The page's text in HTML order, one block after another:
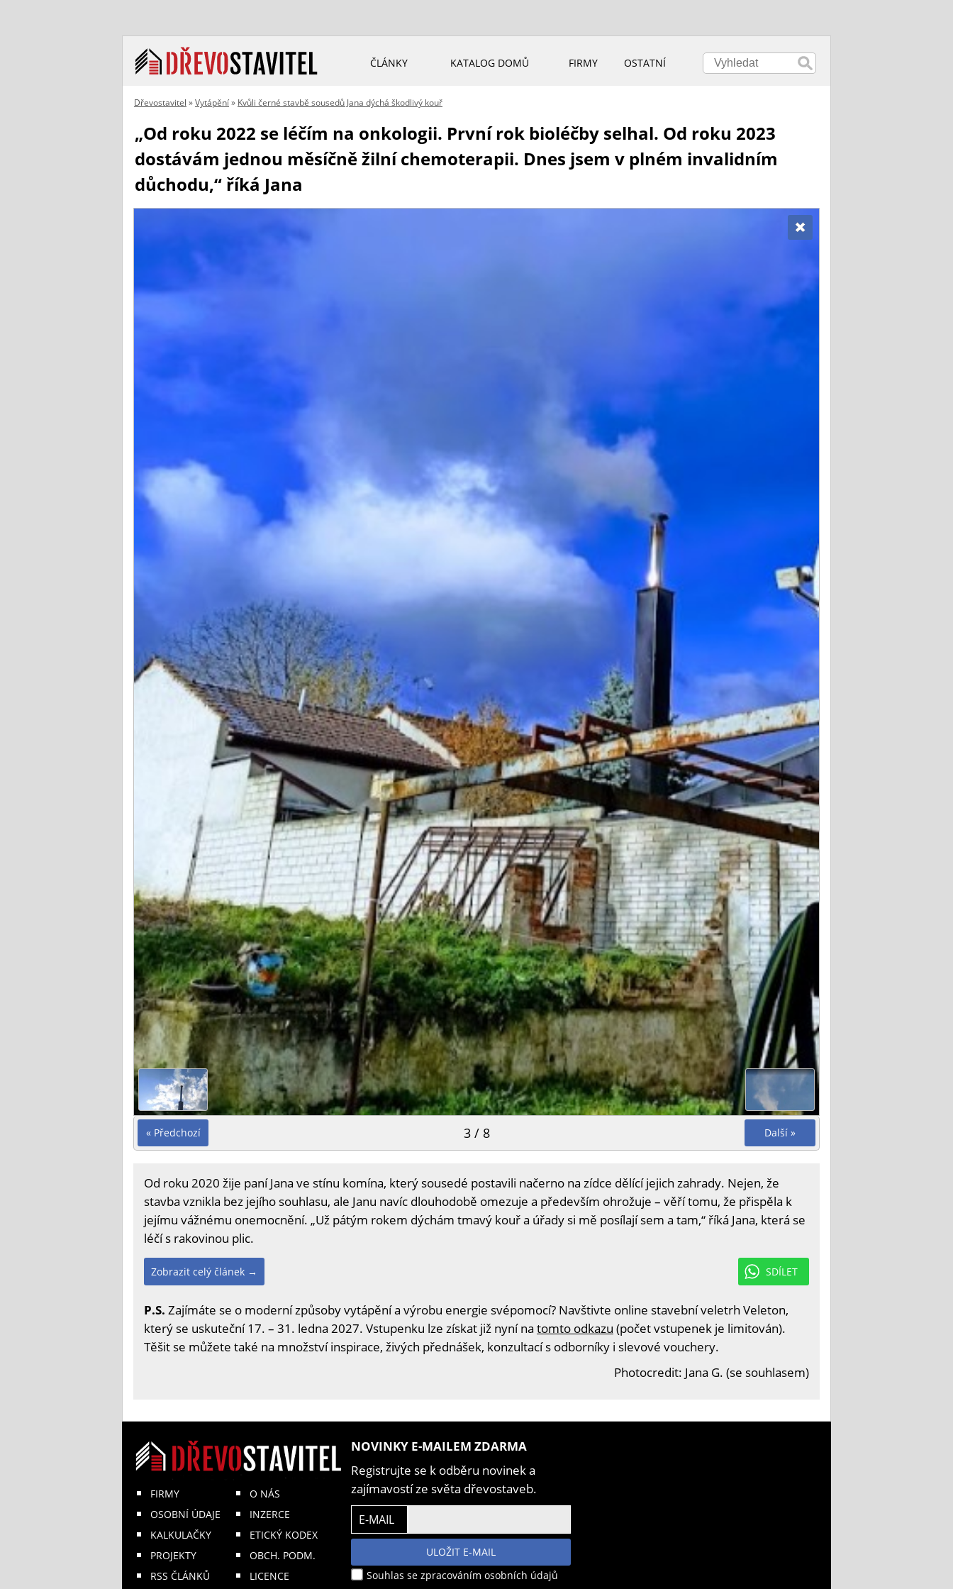
ČLÁNKY KATALOG DOMŮ FIRMY OSTATNÍ
Dřevostavitel »Vytápění» Kvůli černé stavbě sousedů Jana dýchá škodlivý kouř
„Od roku 2022 se léčím na onkologii. První rok bioléčby selhal. Od roku 2023
dostávám jednou měsíčně žilní chemoterapii. Dnes jsem v plném invalidním
důchodu,“ říká Jana
« Předchozí Další »
3 / 8
Od roku 2020 žije paní Jana ve stínu komína, který sousedé postavili načerno na zídce dělící jejich zahrady. Nejen, že
stavba vznikla bez jejího souhlasu, ale Janu navíc dlouhodobě omezuje a především ohrožuje – věří tomu, že přispěla k
jejímu vážnému onemocnění. „Už pátým rokem dýchám tmavý kouř a úřady si mě posílají sem a tam,“ říká Jana, která se
léčí s rakovinou plic.
SDÍLET
Zobrazit celý článek →
P.S. Zajímáte se o moderní způsoby vytápění a výrobu energie svépomocí? Navštivte online stavební veletrh Veleton,
který se uskuteční 17. – 31. ledna 2027. Vstupenku lze získat již nyní na tomto odkazu (počet vstupenek je limitován).
Těšit se můžete také na množství inspirace, živých přednášek, konzultací s odborníky i slevové vouchery.
Photocredit: Jana G. (se souhlasem)
FIRMY
OSOBNÍ ÚDAJE
KALKULAČKY
PROJEKTY
RSS ČLÁNKŮ
O NÁS
INZERCE
ETICKÝ KODEX
OBCH. PODM.
LICENCE
NOVINKY E-MAILEM ZDARMA
Registrujte se k odběru novinek a
zajímavostí ze světa dřevostaveb.
E-MAIL
ULOŽIT E-MAIL
Souhlas se zpracováním osobních údajů